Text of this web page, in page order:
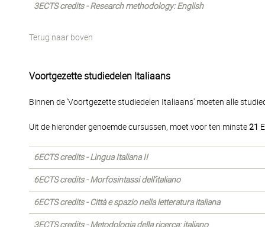
3ECTS credits - Research methodology: English
Terug naar boven
Voortgezette studiedelen Italiaans
Binnen de 'Voortgezette studiedelen Italiaans' moeten alle
Uit de hieronder genoemde cursussen, moet voor ten minste21
6ECTS credits - Lingua Italiana II
6ECTS credits - Morfosintassi dell’italiano
6ECTS credits - Città e spazio nella letteratura italiana
3ECTS credits - Metodologia della ricerca: italiano